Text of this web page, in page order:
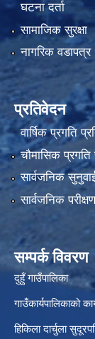
घटना दर्ता
सामाजिक सुरक्षा
नागरिक वडापत्र
प्रतिवेदन
वार्षिक प्रगति
चौमासिक प्रगति
सार्वजनिक
सार्वजनिक परीक्षण
सम्पर्क विवरण
दुहुँ गाउँपालिका
गाउँकार्यपालिकाको
हिकिला दार्चुला